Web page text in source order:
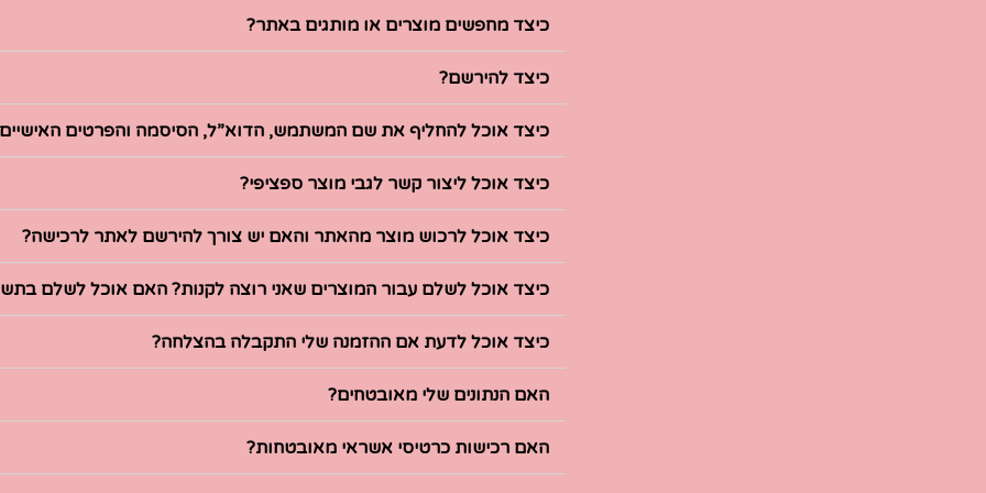
כיצד מחפשים מוצרים או מותגים באתר?
כיצד להירשם?
כיצד אוכל להחליף את שם המשתמש, הדוא”ל, הסיסמה והפרטים
כיצד אוכל ליצור קשר לגבי מוצר ספציפי?
כיצד אוכל לרכוש מוצר מהאתר והאם יש צורך להירשם לאתר לרכישה?
כיצד אוכל לשלם עבור המוצרים שאני רוצה לקנות? האם אוכל לשלם
כיצד אוכל לדעת אם ההזמנה שלי התקבלה בהצלחה?
האם הנתונים שלי מאובטחים?
האם רכישות כרטיסי אשראי מאובטחות?